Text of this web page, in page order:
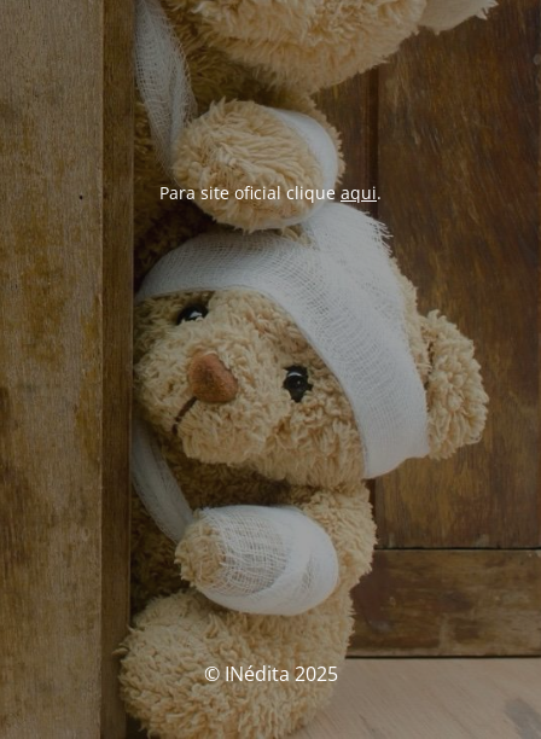
Para site oficial cliqueaqui.
© INédita 2025